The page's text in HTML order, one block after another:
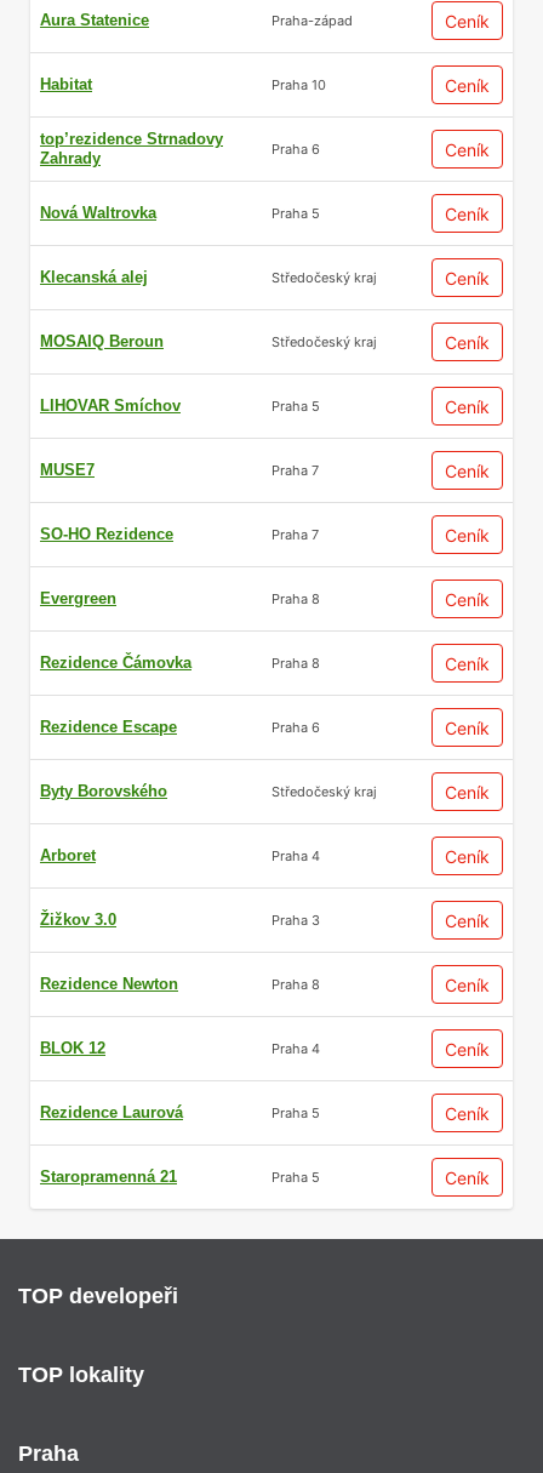
Aura Statenice Praha-západ Ceník
Habitat Praha 10 Ceník
top’rezidence Strnadovy
Zahrady
Praha 6 Ceník
Nová Waltrovka Praha 5 Ceník
Klecanská alej Středočeský kraj Ceník
MOSAIQ Beroun Středočeský kraj Ceník
LIHOVAR Smíchov Praha 5 Ceník
MUSE7 Praha 7 Ceník
SO-HO Rezidence Praha 7 Ceník
Evergreen Praha 8 Ceník
Rezidence Čámovka Praha 8 Ceník
Rezidence Escape Praha 6 Ceník
Byty Borovského Středočeský kraj Ceník
Arboret Praha 4 Ceník
Žižkov 3.0 Praha 3 Ceník
Rezidence Newton Praha 8 Ceník
BLOK 12 Praha 4 Ceník
Rezidence Laurová Praha 5 Ceník
Staropramenná 21 Praha 5 Ceník
TOP developeři
TOP lokality
Praha